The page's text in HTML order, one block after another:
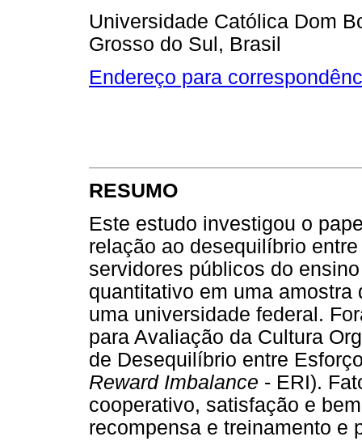
Universidade Católica Dom
Grosso do Sul, Brasil
Endereço para
RESUMO
Este estudo investigou o
relação ao desequilíbrio
servidores públicos do
quantitativo em uma
uma universidade federal.
para Avaliação da Cultura
de Desequilíbrio entre
Reward Imbalance - ERI).
cooperativo, satisfação e
recompensa e treinamento e